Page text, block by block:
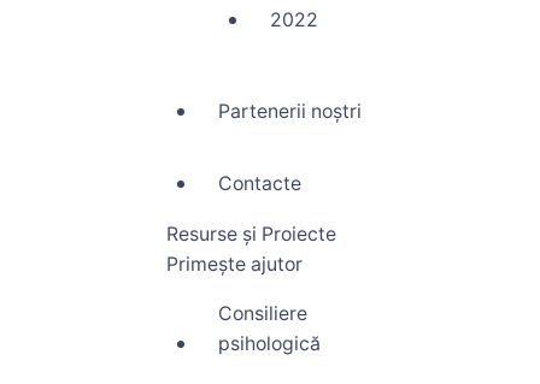
2022
Partenerii noștri
Contacte
Resurse și Proiecte
Primește ajutor
Consiliere
psihologică